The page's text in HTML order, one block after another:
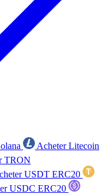
Acheter Litecoin
TRON
USDT ERC20
USDC ERC20